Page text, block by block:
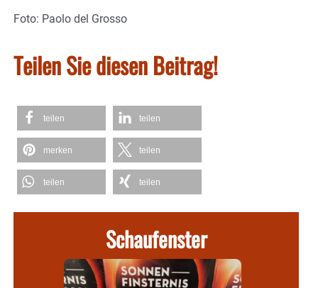
Foto: Paolo del Grosso
Teilen Sie diesen Beitrag!
teilen teilen
merken teilen
teilen teilen
Schaufenster